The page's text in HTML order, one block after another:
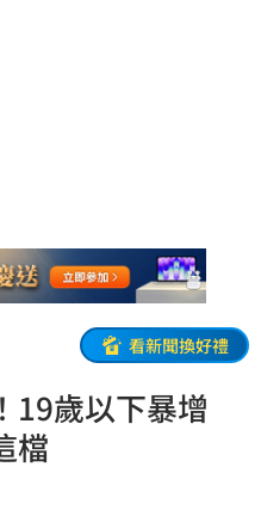
看新聞換好禮
19歲以下暴增
檔